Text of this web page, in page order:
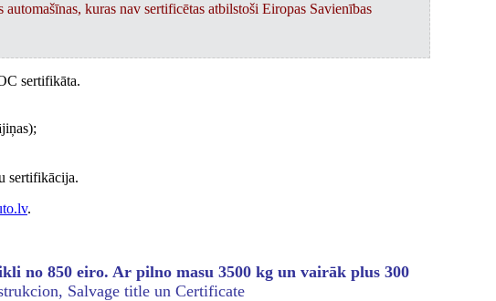
kuras nav sertificētas atbilstoši Eiropas Savienības
sertifikāta.
sertifikācija.
.
no 850 eiro. Ar pilno masu 3500 kg un vairāk plus 300
Salvage title un Certificate